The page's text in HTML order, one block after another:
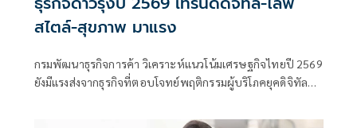
สไตล์-สุขภาพ มาแรง
กรมพัฒนาธุรกิจการค้า วิเคราะห์แนวโน้มเศรษฐกิจไทยปี 2569
ยังมีแรงส่งจากธุรกิจที่ตอบโจทย์พฤติกรรมผู้บริโภคยุคดิจิทัล